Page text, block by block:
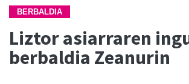
BERBALDIA
Liztor asiarraren
berbaldia Zeanurin